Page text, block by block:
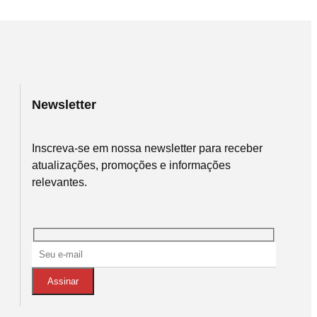
Newsletter
Inscreva-se em nossa newsletter para receber
atualizações, promoções e informações
relevantes.